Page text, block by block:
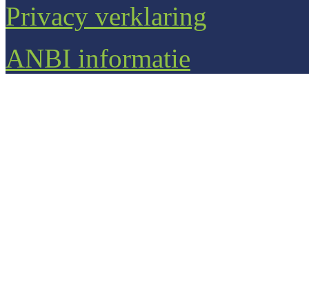
Privacy verklaring
ANBI informatie